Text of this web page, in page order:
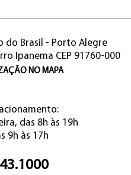
do Brasil - Porto Alegre
Ipanema CEP 91760-000
NO MAPA
das 8h às 19h
9h às 17h